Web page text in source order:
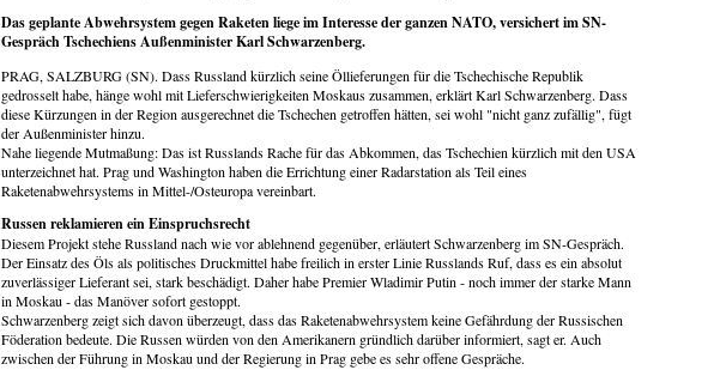
Das geplante Abwehrsystem gegen Raketen liege im Interesse der ganzen NATO, versichert im SN-
Gespräch Tschechiens Außenminister Karl Schwarzenberg.
PRAG, SALZBURG (SN). Dass Russland kürzlich seine Öllieferungen für die Tschechische Republik
gedrosselt habe, hänge wohl mit Lieferschwierigkeiten Moskaus zusammen, erklärt Karl Schwarzenberg. Dass
diese Kürzungen in der Region ausgerechnet die Tschechen getroffen hätten, sei wohl "nicht ganz zufällig", fügt
der Außenminister hinzu.
Nahe liegende Mutmaßung: Das ist Russlands Rache für das Abkommen, das Tschechien kürzlich mit den USA
unterzeichnet hat. Prag und Washington haben die Errichtung einer Radarstation als Teil eines
Raketenabwehrsystems in Mittel-/Osteuropa vereinbart.
Russen reklamieren ein Einspruchsrecht
Diesem Projekt stehe Russland nach wie vor ablehnend gegenüber, erläutert Schwarzenberg im SN-Gespräch.
Der Einsatz des Öls als politisches Druckmittel habe freilich in erster Linie Russlands Ruf, dass es ein absolut
zuverlässiger Lieferant sei, stark beschädigt. Daher habe Premier Wladimir Putin - noch immer der starke Mann
in Moskau - das Manöver sofort gestoppt.
Schwarzenberg zeigt sich davon überzeugt, dass das Raketenabwehrsystem keine Gefährdung der Russischen
Föderation bedeute. Die Russen würden von den Amerikanern gründlich darüber informiert, sagt er. Auch
zwischen der Führung in Moskau und der Regierung in Prag gebe es sehr offene Gespräche.